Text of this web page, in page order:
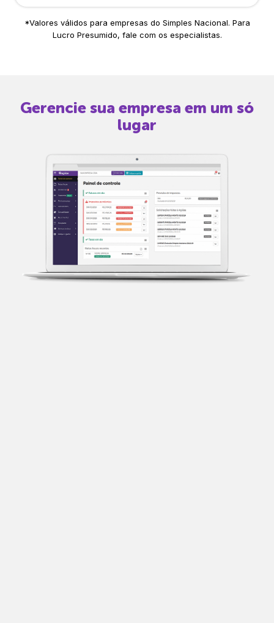
*Valores válidos para empresas do Simples Nacional. Para
Lucro Presumido, fale com os especialistas.
Gerencie sua empresa em um só
lugar